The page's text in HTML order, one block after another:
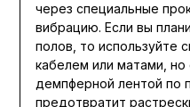
через специальные
вибрацию. Если вы
полов, то используйте
кабелем или матами,
демпферной лентой по
предотвратит